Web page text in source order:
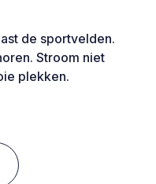
de sportvelden.
Stroom niet
plekken.